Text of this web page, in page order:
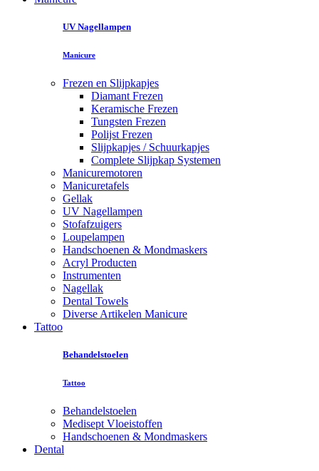
UV Nagellampen
Manicure
Frezen en Slijpkapjes
Diamant Frezen
Keramische Frezen
Tungsten Frezen
Polijst Frezen
Slijpkapjes / Schuurkapjes
Complete Slijpkap Systemen
Manicuremotoren
Manicuretafels
Gellak
UV Nagellampen
Stofafzuigers
Loupelampen
Handschoenen & Mondmaskers
Acryl Producten
Instrumenten
Nagellak
Dental Towels
Diverse Artikelen Manicure
Tattoo
Behandelstoelen
Tattoo
Behandelstoelen
Medisept Vloeistoffen
Handschoenen & Mondmaskers
Dental